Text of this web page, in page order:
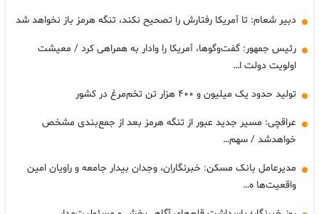
دبیر شعام: تا آمریکا رفتارش را تصحیح نکند، تنگه هرمز باز نخواهد شد
رئیس جمهور: گفت‌وگوها، آمریکا را وادار به همراهی کرد / معیشت
اولویت دولت ا…
تولید حدود یک میلیون و ۴۰۰ هزار تن تخم‌مرغ در کشور
عراقچی: مسیر جدید عبور از تنگه هرمز بعد از جمع‌بندی مشخص
خواهدشد / سهم…
مدیرعامل بانک مسکن: خبرنگاران، وجدان بیدار جامعه و راویان امین
واقعیت‌ها ه…